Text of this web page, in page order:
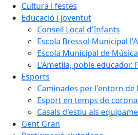
Cultura i festes
Educació i joventut
Consell Local d'Infants
Escola Bressol Municipal
Escola Municipal de Música
L'Ametlla, poble educador.
Esports
Caminades per l'entorn de
Esport en temps de
Casals d'estiu als
Gent Gran